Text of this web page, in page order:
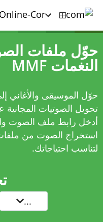
حوّل ملفات
النغمات MMF
تحويل الصوتيات المجانية
أدخل رابط ملف الصوت
استخراج الصوت من ملفات
لتناسب احتياجاتك.
...